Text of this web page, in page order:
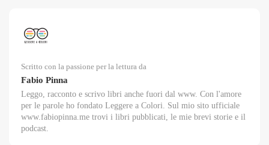
Scritto con la passione per la lettura da
Fabio Pinna
Leggo, racconto e scrivo libri anche fuori dal www. Con l'amore
per le parole ho fondato Leggere a Colori. Sul mio sito ufficiale
www.fabiopinna.me trovi i libri pubblicati, le mie brevi storie e il
podcast.